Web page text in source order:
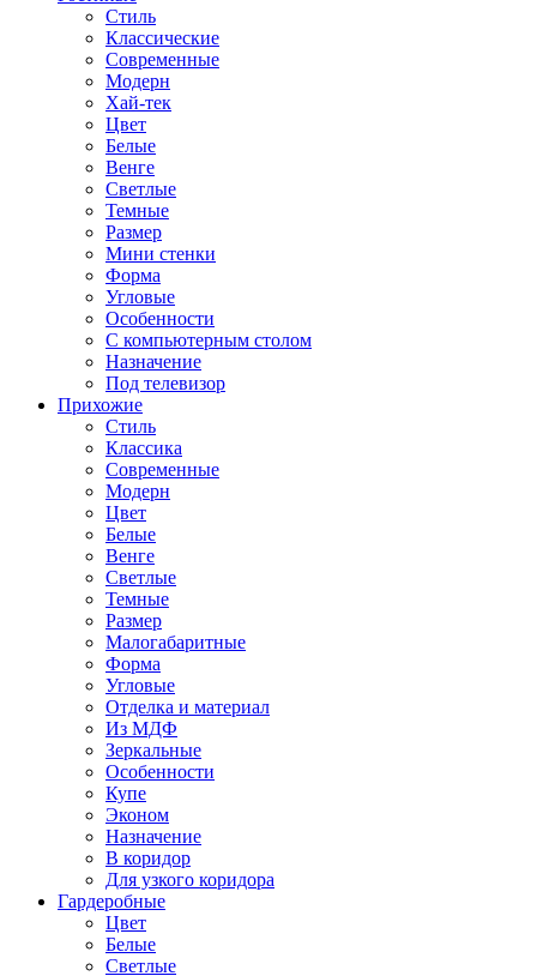
Стиль
Классические
Современные
Модерн
Хай-тек
Цвет
Белые
Венге
Светлые
Темные
Размер
Мини стенки
Форма
Угловые
Особенности
С компьютерным столом
Назначение
Под телевизор
Прихожие
Стиль
Классика
Современные
Модерн
Цвет
Белые
Венге
Светлые
Темные
Размер
Малогабаритные
Форма
Угловые
Отделка и материал
Из МДФ
Зеркальные
Особенности
Купе
Эконом
Назначение
В коридор
Для узкого коридора
Гардеробные
Цвет
Белые
Светлые